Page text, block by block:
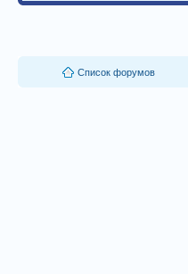
Список форумов